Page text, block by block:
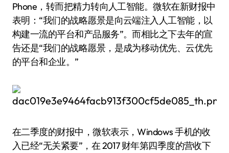
Phone，转而把精力转向人工智能。微软在新财报中
表明：“我们的战略愿景是向云端注入人工智能，以
构建一流的平台和产品服务”。而相比之下去年的宣
告还是“我们的战略愿景，是成为移动优先、云优先
的平台和企业。”
在二季度的财报中，微软表示，Windows 手机的收
入已经“无关紧要”，在 2017 财年第四季度的营收下